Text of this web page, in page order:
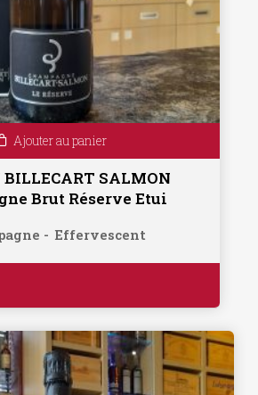
Ajouter au panier
SALMON
Brut Réserve Etui
Effervescent